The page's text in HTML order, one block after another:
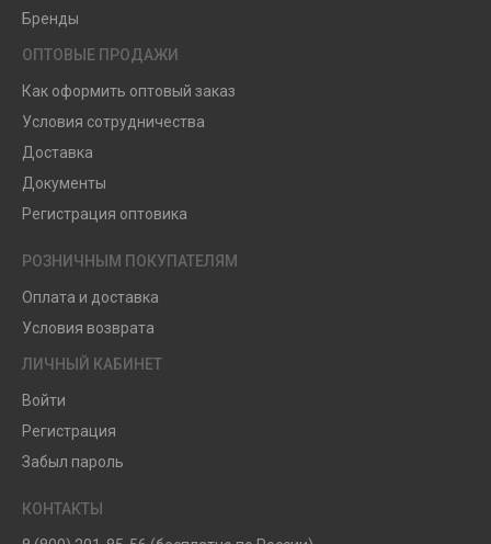
Бренды
ОПТОВЫЕ ПРОДАЖИ
Как оформить оптовый заказ
Условия сотрудничества
Доставка
Документы
Регистрация оптовика
РОЗНИЧНЫМ ПОКУПАТЕЛЯМ
Оплата и доставка
Условия возврата
ЛИЧНЫЙ КАБИНЕТ
Войти
Регистрация
Забыл пароль
КОНТАКТЫ